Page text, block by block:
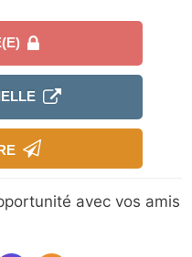
avec vos amis